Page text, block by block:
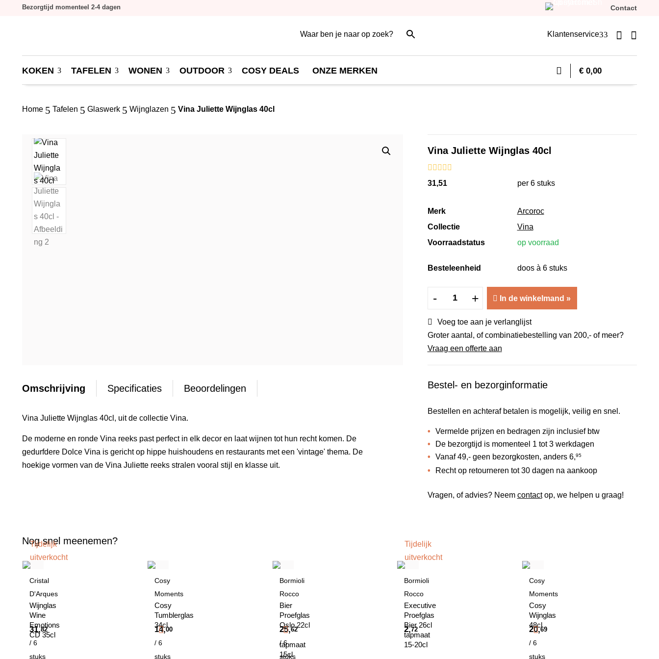
Bezorgtijd momenteel 2-4 dagen Contact


Klantenservice 3
KOKEN TAFELEN WONEN OUTDOOR COSY DEALS ONZE MERKEN € 0,00
Home 5 Tafelen 5 Glaswerk 5 Wijnglazen 5 Vina Juliette Wijnglas 40cl
Vina Juliette Wijnglas 40cl
31,51 per 6 stuks
Merk
Arcoroc
Collectie
Vina
Voorraadstatus
op voorraad
Besteleenheid doos à 6 stuks
-
Vina
Wijnglas
40cl
aantal
+ In de winkelmand »
Voeg toe aan je verlanglijst
Groter aantal, of combinatiebestelling van 200,- of meer?
Vraag een offerte aan
Omschrijving Specificaties Beoordelingen
Vina Juliette Wijnglas 40cl, uit de collectie Vina.
De moderne en ronde Vina reeks past perfect in elk decor en laat wijnen tot hun recht komen. De
gedurfdere Dolce Vina is gericht op hippe huishoudens en restaurants met een 'vintage' thema. De
hoekige vormen van de Vina Juliette reeks stralen vooral stijl en klasse uit.
Bestel- en bezorginformatie
Bestellen en achteraf betalen is mogelijk, veilig en snel.
Vermelde prijzen en bedragen zijn inclusief btw
De bezorgtijd is momenteel 1 tot 3 werkdagen
Vanaf 49,- geen bezorgkosten, anders 6,95
Recht op retourneren tot 30 dagen na aankoop
Vragen, of advies? Neem contactop, we helpen u graag!
Nog snel meenemen?
Tijdelijk
uitverkocht
Cristal
D'Arques
Wijnglas
Wine
Emotions
CD 35cl
31,82
/ 6
stuks
Cosy
Moments
Cosy
Tumblerglas
34cl
14,00
/ 6
stuks
Bormioli
Rocco
Bier
Proefglas
Oslo 22cl
tapmaat
15cl
25,62
/ 6
stuks
Tijdelijk
uitverkocht
Bormioli
Rocco
Executive
Proefglas
Bier 26cl
tapmaat
15-20cl
2,72
Cosy
Moments
Cosy
Wijnglas
48cl
20,69
/ 6
stuks